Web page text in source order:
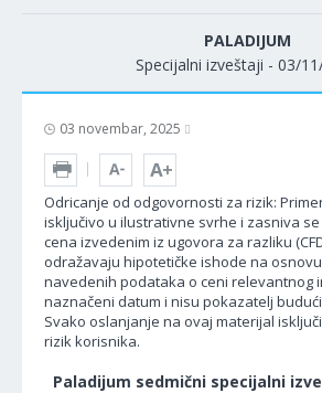
PALADIJUM
Specijalni izveštaji - 03/
03 novembar, 2025
Odricanje od odgovornosti za rizik:
isključivo u ilustrativne svrhe i zasniva
cena izvedenim iz ugovora za razliku
odražavaju hipotetičke ishode na
navedenih podataka o ceni relevantnog
naznačeni datum i nisu pokazatelj
Svako oslanjanje na ovaj materijal
rizik korisnika.
Paladijum sedmični specijalni